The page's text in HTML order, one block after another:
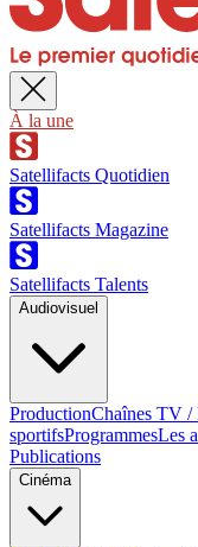
À la une
Satellifacts Quotidien
Satellifacts Magazine
Satellifacts Talents
Audiovisuel
ProductionChaînes TV /
sportifsProgrammesLes
Publications
Cinéma